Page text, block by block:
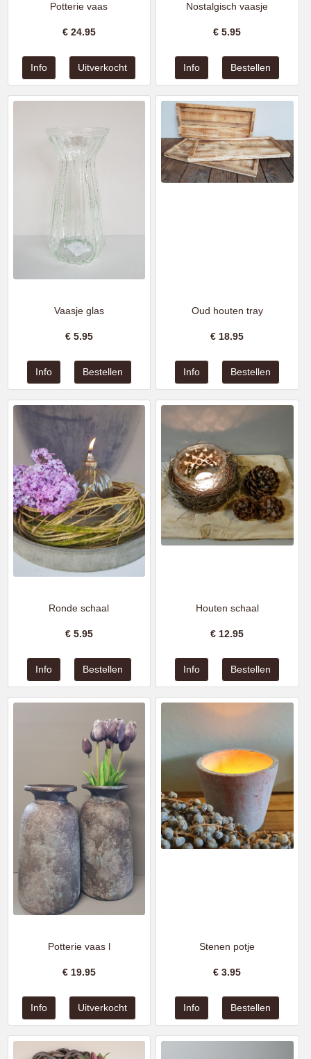
Potterie vaas
€ 24.95
Nostalgisch vaasje
€5.95
Vaasje glas
€ 5.95
Oud houten tray
€ 18.95
Ronde schaal
€ 5.95
Houten schaal
€12.95
Potterie vaas l
€ 19.95
Stenen potje
€3.95